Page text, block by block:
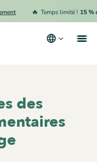
Temps limité ! 15 % de
des